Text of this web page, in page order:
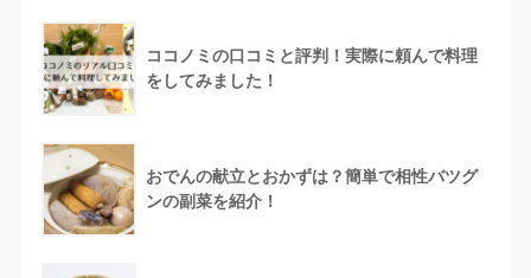
ココノミの口コミと評判！実際に頼んで料理
をしてみました！
おでんの献立とおかずは？簡単で相性バツグ
ンの副菜を紹介！